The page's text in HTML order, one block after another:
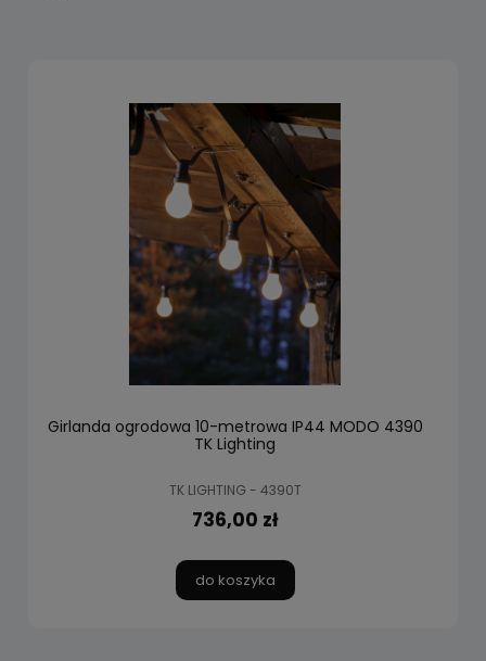
Girlanda ogrodowa 10-metrowa IP44 MODO 4390
TK Lighting
TK LIGHTING - 4390T
736,00 zł
do koszyka